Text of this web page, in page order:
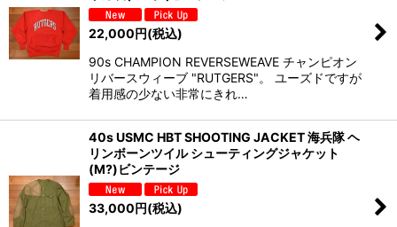
22,000円(税込)
90s CHAMPION REVERSEWEAVE チャンピオン
リバースウィーブ "RUTGERS"。 ユーズドですが
着用感の少ない非常にきれ…
40s USMC HBT SHOOTING JACKET 海兵隊 ヘ
リンボーンツイル シューティングジャケット
(M?)ビンテージ
33,000円(税込)